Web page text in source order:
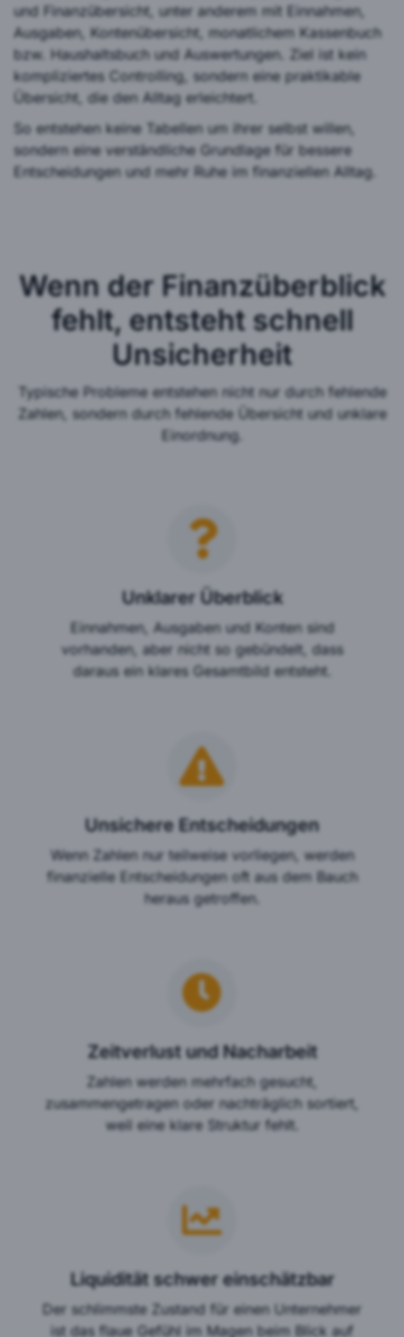
und Finanzübersicht, unter anderem mit Einnahmen,
Ausgaben, Kontenübersicht, monatlichem Kassenbuch
bzw. Haushaltsbuch und Auswertungen. Ziel ist kein
kompliziertes Controlling, sondern eine praktikable
Übersicht, die den Alltag erleichtert.
So entstehen keine Tabellen um ihrer selbst willen,
sondern eine verständliche Grundlage für bessere
Entscheidungen und mehr Ruhe im finanziellen Alltag.
Wenn der Finanzüberblick
fehlt, entsteht schnell
Unsicherheit
Typische Probleme entstehen nicht nur durch fehlende
Zahlen, sondern durch fehlende Übersicht und unklare
Einordnung.
Unklarer Überblick
Einnahmen, Ausgaben und Konten sind
vorhanden, aber nicht so gebündelt, dass
daraus ein klares Gesamtbild entsteht.
Unsichere Entscheidungen
Wenn Zahlen nur teilweise vorliegen, werden
finanzielle Entscheidungen oft aus dem Bauch
heraus getroffen.
Zeitverlust und Nacharbeit
Zahlen werden mehrfach gesucht,
zusammengetragen oder nachträglich sortiert,
weil eine klare Struktur fehlt.
Liquidität schwer einschätzbar
Der schlimmste Zustand für einen Unternehmer
ist das flaue Gefühl im Magen beim Blick auf